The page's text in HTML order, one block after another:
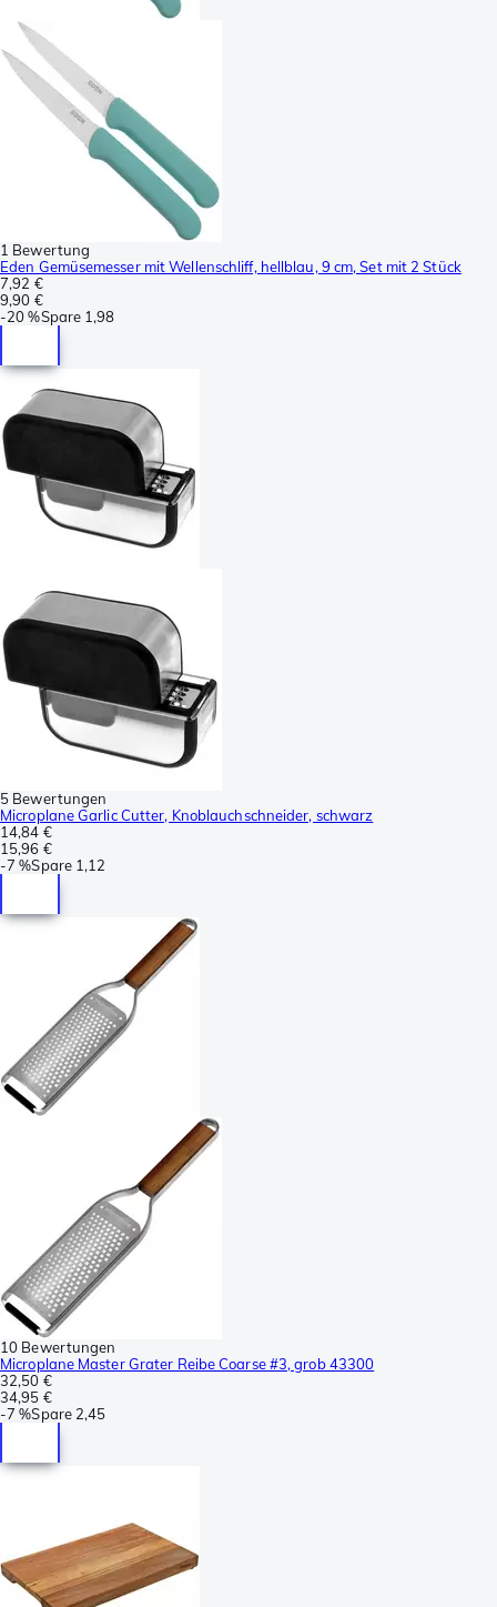
1 Bewertung
Eden Gemüsemesser mit Wellenschliff, hellblau, 9 cm, Set mit 2 Stück
7,92 €
9,90 €
-20 %Spare 1,98
5 Bewertungen
Microplane Garlic Cutter, Knoblauchschneider, schwarz
14,84 €
15,96 €
-7 %Spare 1,12
10 Bewertungen
Microplane Master Grater Reibe Coarse #3, grob 43300
32,50 €
34,95 €
-7 %Spare 2,45